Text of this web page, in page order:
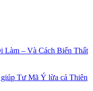
– Và Cách Biến Thất
Tư Mã Ý lừa cả Thiên